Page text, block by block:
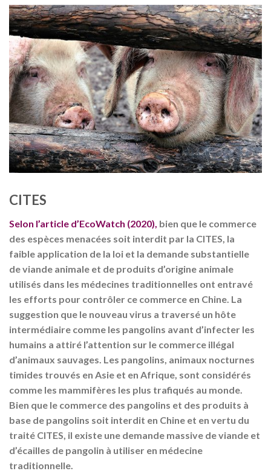
CITES
Selon l’article d’EcoWatch (2020), bien que le commerce
des espèces menacées soit interdit par la CITES, la
faible application de la loi et la demande substantielle
de viande animale et de produits d’origine animale
utilisés dans les médecines traditionnelles ont entravé
les efforts pour contrôler ce commerce en Chine. La
suggestion que le nouveau virus a traversé un hôte
intermédiaire comme les pangolins avant d’infecter les
humains a attiré l’attention sur le commerce illégal
d’animaux sauvages. Les pangolins, animaux nocturnes
timides trouvés en Asie et en Afrique, sont considérés
comme les mammifères les plus trafiqués au monde.
Bien que le commerce des pangolins et des produits à
base de pangolins soit interdit en Chine et en vertu du
traité CITES, il existe une demande massive de viande et
d’écailles de pangolin à utiliser en médecine
traditionnelle.